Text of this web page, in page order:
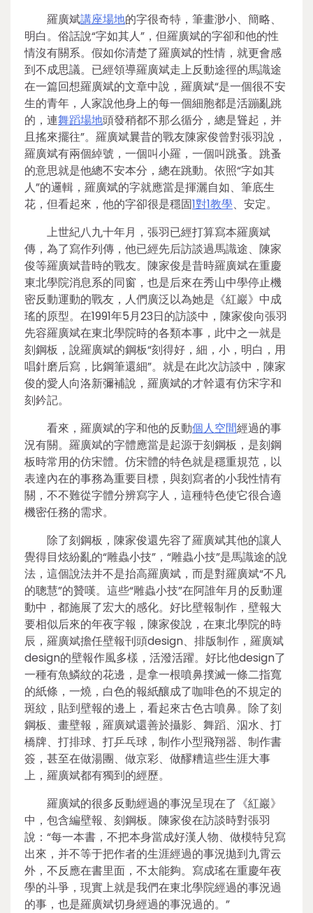
羅廣斌講座場地的字很奇特，筆畫渺小、簡略、
明白。俗話說“字如其人”，但羅廣斌的字卻和他的性
情沒有關系。假如你清楚了羅廣斌的性情，就更會感
到不成思議。已經領導羅廣斌走上反動途徑的馬識途
在一篇回想羅廣斌的文章中說，羅廣斌“是一個很不安
生的青年，人家說他身上的每一個細胞都是活蹦亂跳
的，連舞蹈場地頭發稍都不那么循分，總是聳起，并
且搖來擺往”。羅廣斌曩昔的戰友陳家俊曾對張羽說，
羅廣斌有兩個綽號，一個叫小羅，一個叫跳蚤。跳蚤
的意思就是他總不安本分，總在跳動。依照“字如其
人”的邏輯，羅廣斌的字就應當是揮灑自如、筆底生
花，但看起來，他的字卻很是穩固1對1教學、安定。
上世紀八九十年月，張羽已經打算寫本羅廣斌
傳，為了寫作列傳，他已經先后訪談過馬識途、陳家
俊等羅廣斌昔時的戰友。陳家俊是昔時羅廣斌在重慶
東北學院消息系的同窗，也是后來在秀山中學停止機
密反動運動的戰友，人們廣泛以為她是《紅巖》中成
瑤的原型。在1991年5月23日的訪談中，陳家俊向張羽
先容羅廣斌在東北學院時的各類本事，此中之一就是
刻鋼板，說羅廣斌的鋼板“刻得好，細，小，明白，用
唱針磨后寫，比鋼筆還細”。就是在此次訪談中，陳家
俊的愛人向洛新彌補說，羅廣斌的才幹還有仿宋字和
刻鈐記。
看來，羅廣斌的字和他的反動個人空間經過的事
況有關。羅廣斌的字體應當是起源于刻鋼板，是刻鋼
板時常用的仿宋體。仿宋體的特色就是穩重規范，以
表達內在的事務為重要目標，與刻寫者的小我性情有
關，不不難從字體分辨寫字人，這種特色使它很合適
機密任務的需求。
除了刻鋼板，陳家俊還先容了羅廣斌其他的讓人
覺得目炫紛亂的“雕蟲小技”，“雕蟲小技”是馬識途的說
法，這個說法并不是抬高羅廣斌，而是對羅廣斌“不凡
的聰慧”的贊嘆。這些“雕蟲小技”在阿誰年月的反動運
動中，都施展了宏大的感化。好比壁報制作，壁報大
要相似后來的年夜字報，陳家俊說，在東北學院的時
辰，羅廣斌擔任壁報刊頭design、排版制作，羅廣斌
design的壁報作風多樣，活潑活躍。好比他design了
一種有魚鱗紋的花邊，是拿一根噴鼻撲滅一條二指寬
的紙條，一燒，白色的報紙釀成了咖啡色的不規定的
斑紋，貼到壁報的邊上，看起來古色古噴鼻。除了刻
鋼板、畫壁報，羅廣斌還善於攝影、舞蹈、泅水、打
橋牌、打排球、打乒乓球，制作小型飛翔器、制作書
簽，甚至在做湯團、做京彩、做醪糟這些生涯大事
上，羅廣斌都有獨到的經歷。
羅廣斌的很多反動經過的事況呈現在了《紅巖》
中，包含編壁報、刻鋼板。陳家俊在訪談時對張羽
說：“每一本書，不把本身當成好漢人物、做模特兒寫
出來，并不等于把作者的生涯經過的事況拋到九霄云
外，不反應在書里面，不太能夠。寫成瑤在重慶年夜
學的斗爭，現實上就是我們在東北學院經過的事況過
的事，也是羅廣斌切身經過的事況過的。”